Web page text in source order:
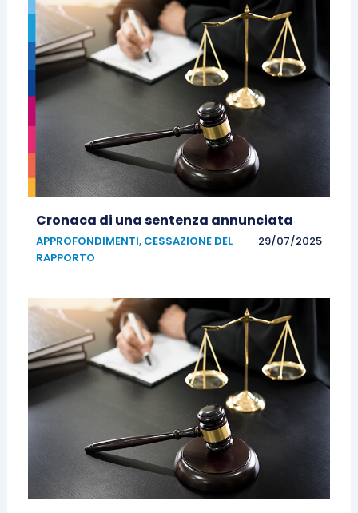
Cronaca di una sentenza annunciata
APPROFONDIMENTI, CESSAZIONE DEL
RAPPORTO
29/07/2025